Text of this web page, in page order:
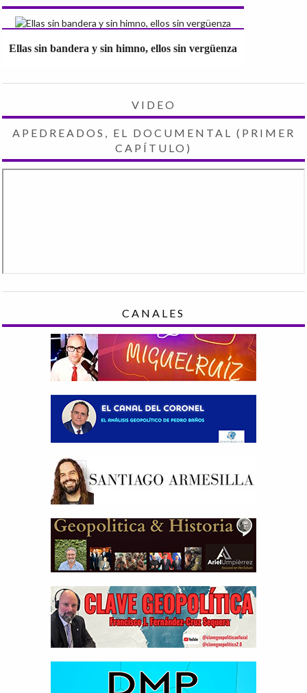
Ellas sin bandera y sin himno, ellos sin vergüenza
VIDEO
APEDREADOS, EL DOCUMENTAL (PRIMER
CAPÍTULO)
CANALES